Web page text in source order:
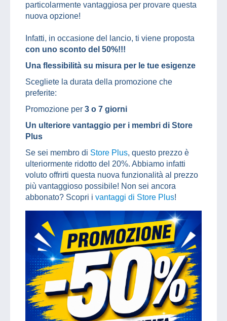
particolarmente vantaggiosa per provare questa
nuova opzione!
Infatti, in occasione del lancio, ti viene proposta
con uno sconto del 50%!!!
Una flessibilità su misura per le tue esigenze
Scegliete la durata della promozione che
preferite:
Promozione per 3 o 7 giorni
Un ulteriore vantaggio per i membri di Store
Plus
Se sei membro di Store Plus, questo prezzo è
ulteriormente ridotto del 20%. Abbiamo infatti
voluto offrirti questa nuova funzionalità al prezzo
più vantaggioso possibile! Non sei ancora
abbonato? Scopri i vantaggi di Store Plus!